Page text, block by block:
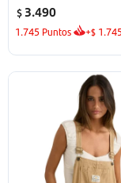
$ 3.490
1.745 Puntos +$ 1.745